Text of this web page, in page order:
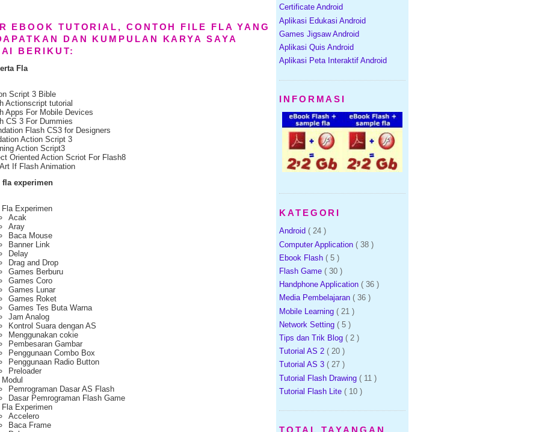
EBOOK TUTORIAL, CONTOH FILE FLA YANG
DAN KUMPULAN KARYA SAYA
BERIKUT:
Fla
Script 3 Bible
Actionscript tutorial
Apps For Mobile Devices
CS 3 For Dummies
Flash CS3 for Designers
Action Script 3
Action Script3
Oriented Action Scriot For Flash8
If Flash Animation
experimen
Experimen
Acak
Aray
Baca Mouse
Banner Link
Delay
Drag and Drop
Games Berburu
Games Coro
Games Lunar
Games Roket
Games Tes Buta Warna
Jam Analog
Kontrol Suara dengan AS
Menggunakan cokie
Pembesaran Gambar
Penggunaan Combo Box
Penggunaan Radio Button
Preloader
Pemrograman Dasar AS Flash
Dasar Pemrograman Flash Game
Experimen
Accelero
Baca Frame
Certificate Android
Aplikasi Edukasi Android
Games Jigsaw Android
Aplikasi Quis Android
Aplikasi Peta Interaktif Android
INFORMASI
KATEGORI
Android ( 24 )
Computer Application ( 38 )
Ebook Flash ( 5 )
Flash Game ( 30 )
Handphone Application ( 36 )
Media Pembelajaran ( 36 )
Mobile Learning ( 21 )
Network Setting ( 5 )
Tips dan Trik Blog ( 2 )
Tutorial AS 2 ( 20 )
Tutorial AS 3 ( 27 )
Tutorial Flash Drawing ( 11 )
Tutorial Flash Lite ( 10 )